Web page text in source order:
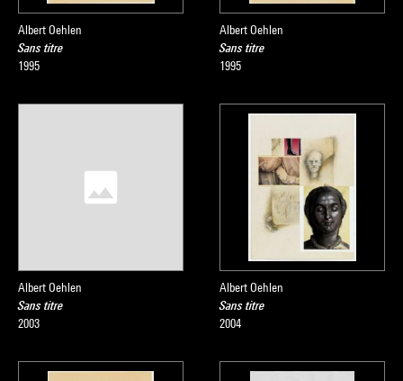
Albert Oehlen
Sans titre
1995
Albert Oehlen
Sans titre
1995
Albert Oehlen
Sans titre
2003
Albert Oehlen
Sans titre
2004